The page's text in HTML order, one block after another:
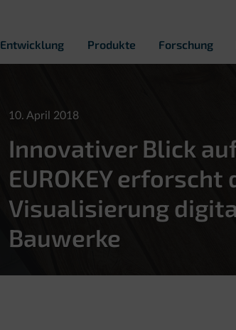
Entwicklung Produkte Forschung
10. April 2018
Innovativer Blick
EUROKEY erforscht
Visualisierung
Bauwerke